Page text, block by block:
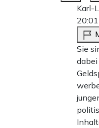
Karl-
Sie